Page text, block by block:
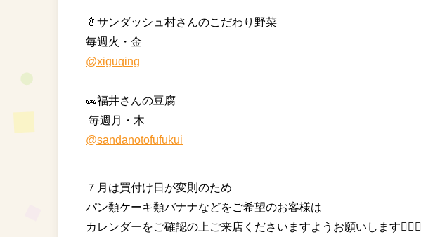
🥬サンダッシュ村さんのこだわり野菜
⁡毎週火・金
@xiguqing
🥜福井さんの豆腐
⁡ 毎週月・木⁡
@sandanotofufukui
７月は買付け日が変則のため⁡
⁡パン類ケーキ類バナナなどをご希望のお客様は
⁡カレンダーをご確認の上⁡ご来店くださいますようお願いします🙇🏻‍♀️⁡